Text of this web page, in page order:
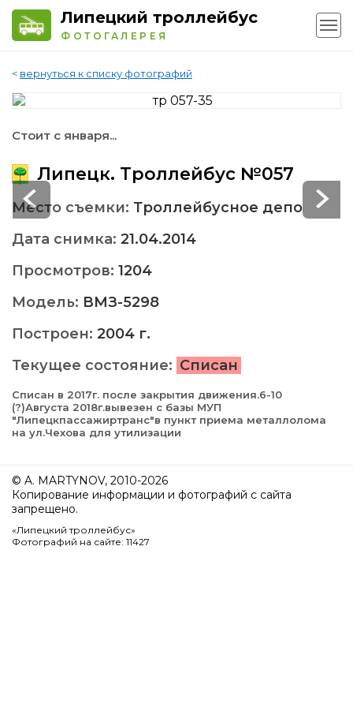
Липецкий троллейбус
ФОТОГАЛЕРЕЯ
< вернуться к списку фотографий
Стоит с января...
Липецк. Троллейбус №057
Место съемки: Троллейбусное депо
Дата снимка: 21.04.2014
Просмотров: 1204
Модель: ВМЗ-5298
Построен: 2004 г.
Текущее состояние: Списан
Списан в 2017г. после закрытия движения.6-10
(?)Августа 2018г.вывезен с базы МУП
"Липецкпассажиртранс"в пункт приема металлолома
на ул.Чехова для утилизации
© A. MARTYNOV, 2010-2026
Копирование информации и фотографий с сайта
запрещено.
«Липецкий троллейбус»
Фотографий на сайте: 11427